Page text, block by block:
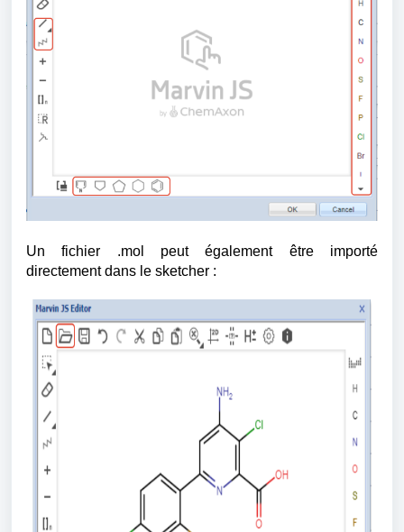
Un fichier .mol peut également être importé
directement dans le sketcher :